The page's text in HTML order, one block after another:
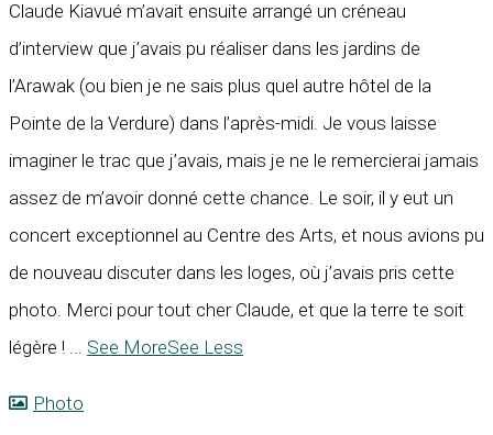
Claude Kiavué m’avait ensuite arrangé un créneau
d’interview que j’avais pu réaliser dans les jardins de
l’Arawak (ou bien je ne sais plus quel autre hôtel de la
Pointe de la Verdure) dans l’après-midi. Je vous laisse
imaginer le trac que j’avais, mais je ne le remercierai jamais
assez de m’avoir donné cette chance. Le soir, il y eut un
concert exceptionnel au Centre des Arts, et nous avions pu
de nouveau discuter dans les loges, où j’avais pris cette
photo. Merci pour tout cher Claude, et que la terre te soit
légère !
See MoreSee Less
Photo